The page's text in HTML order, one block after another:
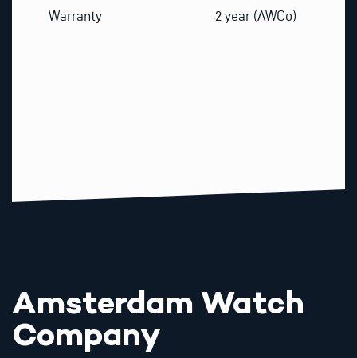
Warranty 2 year (AWCo)
Amsterdam Watch
Company